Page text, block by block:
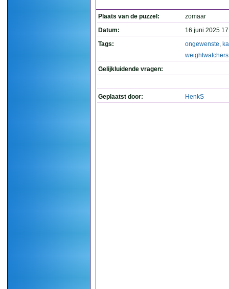
Plaats van de puzzel:
zomaar
Datum:
16 juni 2025
Tags:
ongewenste,
weightwatchers
Gelijkluidende vragen:
Geplaatst door: HenkS